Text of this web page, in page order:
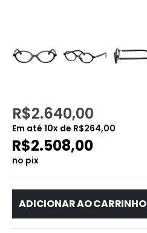
R$2.640,00
Em até 10x de R$264,00
R$2.508,00
no pix
ADICIONAR AO CARRINHO